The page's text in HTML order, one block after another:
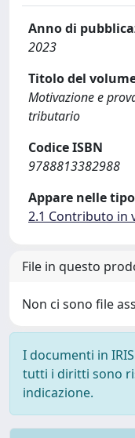
Anno di
2023
Titolo del
Motivazione e
tributario
Codice ISBN
9788813382988
Appare nelle
2.1 Contributo in
File in questo
Non ci sono file
I documenti in
tutti i diritti sono
indicazione.